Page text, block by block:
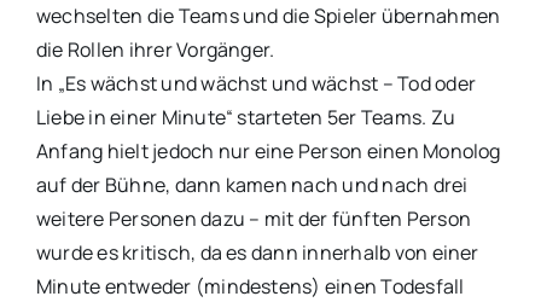
wechselten die Teams und die Spieler übernahmen
die Rollen ihrer Vorgänger.
In „Es wächst und wächst und wächst – Tod oder
Liebe in einer Minute“ starteten 5er Teams. Zu
Anfang hielt jedoch nur eine Person einen Monolog
auf der Bühne, dann kamen nach und nach drei
weitere Personen dazu – mit der fünften Person
wurde es kritisch, da es dann innerhalb von einer
Minute entweder (mindestens) einen Todesfall